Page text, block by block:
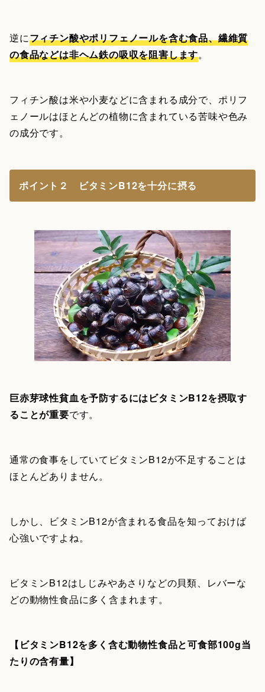
逆にフィチン酸やポリフェノールを含む食品、繊維質
の食品などは非ヘム鉄の吸収を阻害します。
フィチン酸は米や小麦などに含まれる成分で、ポリフ
ェノールはほとんどの植物に含まれている苦味や色み
の成分です。
ポイント２ ビタミンB12を十分に摂る
巨赤芽球性貧血を予防するにはビタミンB12を摂取す
ることが重要です。
通常の食事をしていてビタミンB12が不足することは
ほとんどありません。
しかし、ビタミンB12が含まれる食品を知っておけば
心強いですよね。
ビタミンB12はしじみやあさりなどの貝類、レバーな
どの動物性食品に多く含まれます。
【ビタミンB12を多く含む動物性食品と可食部100g当
たりの含有量】